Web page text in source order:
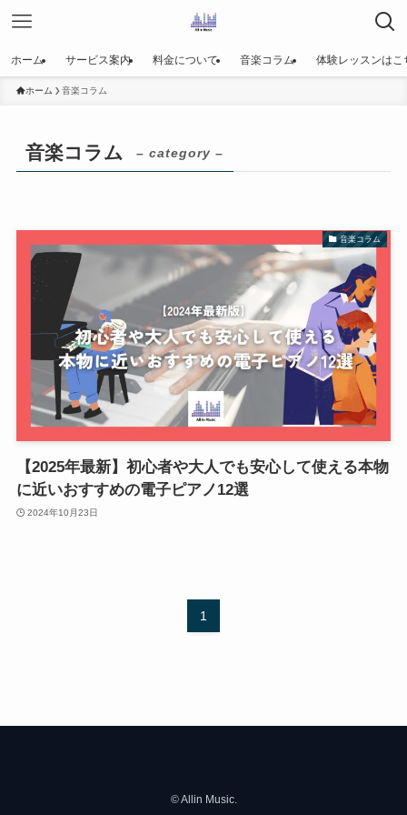
ホーム サービス案内 料金について 音楽コラム 体験レッスンはこ
ホーム 音楽コラム
音楽コラム – category –
音楽コラム
【2025年最新】初心者や大人でも安心して使える本物
に近いおすすめの電子ピアノ12選
2024年10月23日
1
©Allin Music.